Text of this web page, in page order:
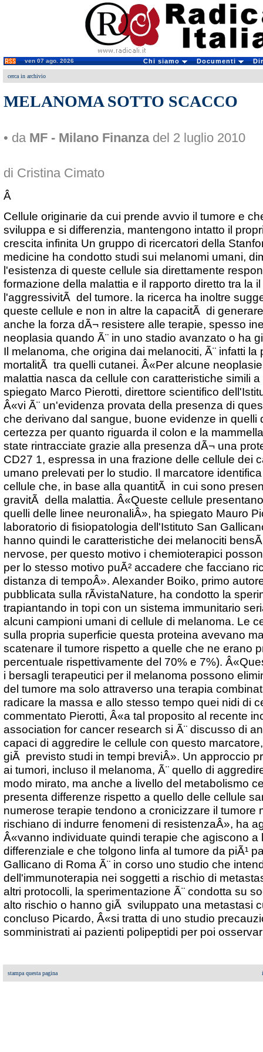
ven 07 ago. 2026 Chi siamo Documenti
cerca in archivio
MELANOMA SOTTO SCACCO
• da MF - Milano Finanzadel 2 luglio 2010
di Cristina Cimato
Â
Cellule originarie da cui prende avvio il tumore e
sviluppa e si differenzia, mantengono intatto il
crescita infinita Un gruppo di ricercatori della
medicine ha condotto studi sui melanomi umani,
l'esistenza di queste cellule sia direttamente
formazione della malattia e il rapporto diretto tra la
l'aggressivitÃ del tumore. la ricerca ha inoltre
queste cellule e non in altre la capacitÃ di
anche la forza dÃ¬ resistere alle terapie, spesso
neoplasia quando Ã¨ in uno stadio avanzato o ha
Il melanoma, che origina dai melanociti, Ã¨ infatti la
mortalitÃ tra quelli cutanei. Â«Per alcune
malattia nasca da cellule con caratteristiche simili
spiegato Marco Pierotti, direttore scientifico
Â«vi Ã¨ un'evidenza provata della presenza di
che derivano dal sangue, buone evidenze in quelli
certezza per quanto riguarda il colon e la
state rintracciate grazie alla presenza dÃ¬ una
CD27 1, espressa in una frazione delle cellule dei
umano prelevati per lo studio. Il marcatore
cellule che, in base alla quantitÃ in cui sono
gravitÃ della malattia. Â«Queste cellule
quelli delle linee neuronaliÂ», ha spiegato Mauro
laboratorio di fisiopatologia dell'Istituto San
hanno quindi le caratteristiche dei melanociti
nervose, per questo motivo i chemioterapici
per lo stesso motivo puÃ² accadere che facciano
distanza di tempoÂ». Alexander Boiko, primo
pubblicata sulla rÃ­vistaNature, ha condotto la
trapiantando in topi con un sistema immunitario
alcuni campioni umani di cellule di melanoma. Le
sulla propria superficie questa proteina avevano
scatenare il tumore rispetto a quelle che ne erano
percentuale rispettivamente del 70% e 7%).
i bersagli terapeutici per il melanoma possono
del tumore ma solo attraverso una terapia
radicare la massa e allo stesso tempo quei nidi di
commentato Pierotti, Â«a tal proposito al recente
association for cancer research si Ã¨ discusso di
capaci di aggredire le cellule con questo
giÃ previsto studi in tempi breviÂ». Un approccio
ai tumori, incluso il melanoma, Ã¨ quello di
modo mirato, ma anche a livello del metabolismo
presenta differenze rispetto a quello delle cellule
numerose terapie tendono a cronicizzare il tumore
rischiano di indurre fenomeni di resistenzaÂ», ha
Â«vanno individuate quindi terapie che agiscono a
differenziale e che tolgono linfa al tumore da piÃ¹
Gallicano di Roma Ã¨ in corso uno studio che
dell'immunoterapia nei soggetti a rischio di
altri protocolli, la sperimentazione Ã¨ condotta su
alto rischio o hanno giÃ sviluppato una metastasi
concluso Picardo, Â«si tratta di uno studio
somministrati ai pazienti polipeptidi per poi
stampa questa pagina